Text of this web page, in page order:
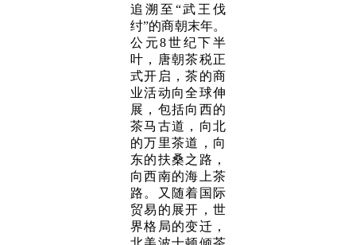
追溯至“武王伐
纣”的商朝末年。
公元8世纪下半
叶，唐朝茶税正
式开启，茶的商
业活动向全球伸
展，包括向西的
茶马古道，向北
的万里茶道，向
东的扶桑之路，
向西南的海上茶
路。又随着国际
贸易的展开，世
界格局的变迁，